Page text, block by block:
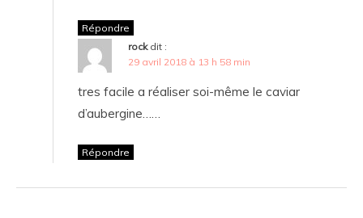
Répondre
rock dit :
29 avril 2018 à 13 h 58 min
tres facile a réaliser soi-même le caviar
d’aubergine……
Répondre